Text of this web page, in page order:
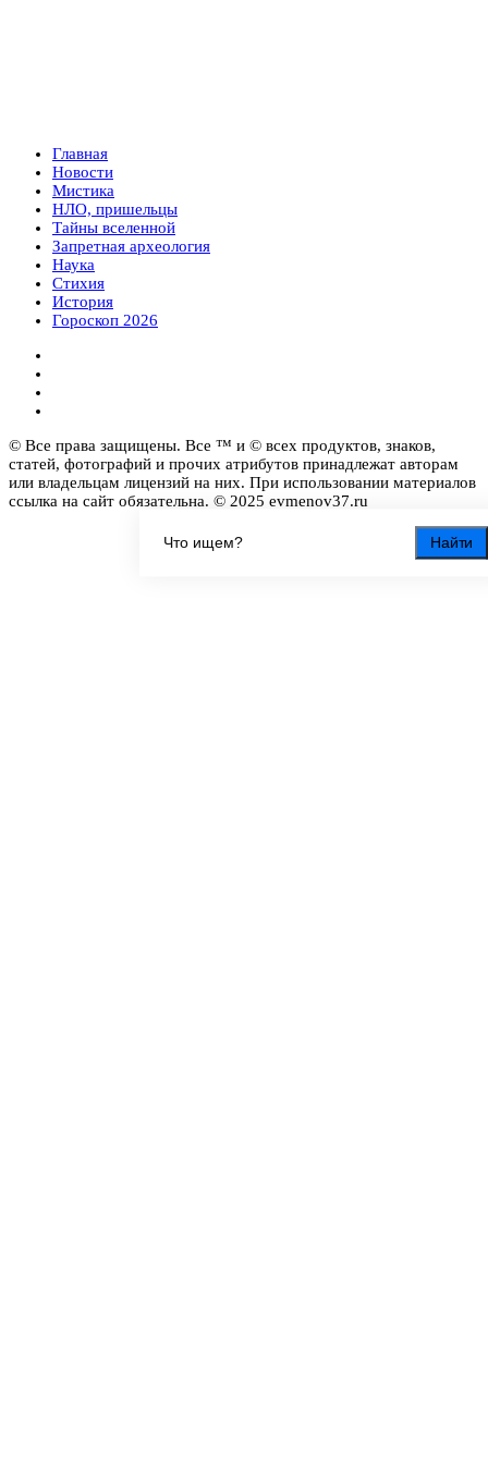
Найти
Главная
Новости
Мистика
НЛО, пришельцы
Тайны вселенной
Запретная археология
Наука
Стихия
История
Гороскоп 2026
© Все права защищены. Все ™ и © всех продуктов, знаков,
статей, фотографий и прочих атрибутов принадлежат авторам
или владельцам лицензий на них. При использовании материалов
ссылка на сайт обязательна. © 2025 evmenov37.ru